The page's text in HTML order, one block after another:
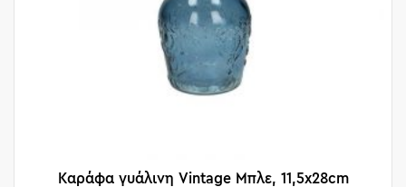
Καράφα γυάλινη Vintage Μπλε, 11,5x28cm